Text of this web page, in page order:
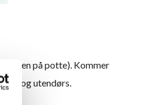
på potte). Kommer
og utendørs.